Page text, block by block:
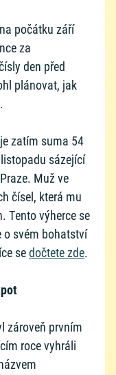
počátku září
za
den před
plánovat, jak
zatím suma 54
sázející
Muž ve
čísel, která mu
Tento výherce se
o svém bohatství
sedočtete zde.
zároveň prvním
roce vyhráli